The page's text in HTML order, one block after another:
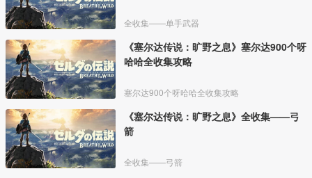
全收集——单手武器
《塞尔达传说：旷野之息》塞尔达900个呀
哈哈全收集攻略
塞尔达900个呀哈哈全收集攻略
《塞尔达传说：旷野之息》全收集——弓
箭
全收集——弓箭